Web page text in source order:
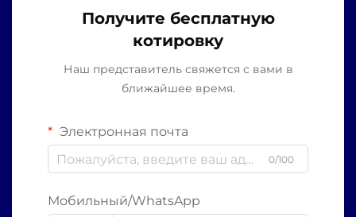
Получите бесплатную
котировку
Наш представитель свяжется с вами в
ближайшее время.
Электронная почта
0/100
Мобильный/WhatsApp